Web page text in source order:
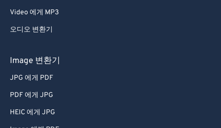
Video 에게 MP3
오디오 변환기
Image 변환기
JPG 에게 PDF
PDF 에게 JPG
HEIC 에게 JPG